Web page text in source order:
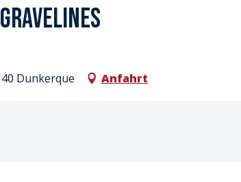
Dunkerque Anfahrt